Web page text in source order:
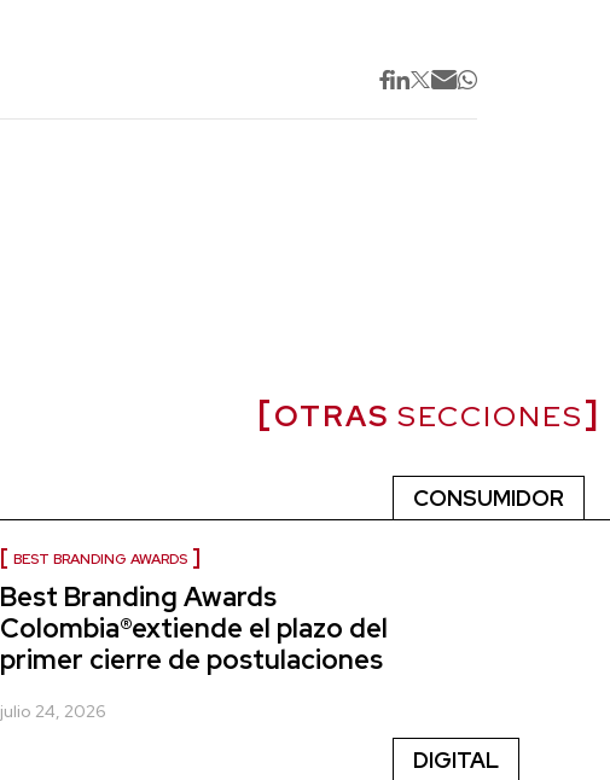
OTRAS SECCIONES
BEST BRANDING AWARDS
Best Branding Awards
Colombia®extiende el plazo del
primer cierre de postulaciones
julio 24, 2026
CONSUMIDOR
DIGITAL